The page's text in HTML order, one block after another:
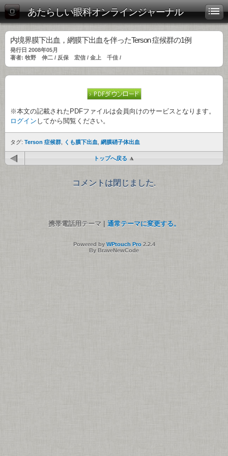
あたらしい眼科オンラインジャーナル
内境界膜下出血，網膜下出血を伴ったTerson 症候群の1例
発行日 2008年05月
著者: 牧野 伸二 / 反保 宏信 / 金上 千佳 /
※本文の記載されたPDFファイルは会員向けのサービスとなります。
ログイン してから閲覧ください。
タグ: Terson 症候群 くも膜下出血 網膜硝子体出血
トップへ戻る
コメントは閉じました.
携帯電話用テーマ | 通常テーマに変更する。
Powered by WPtouch Pro2.2.4
By BraveNewCode